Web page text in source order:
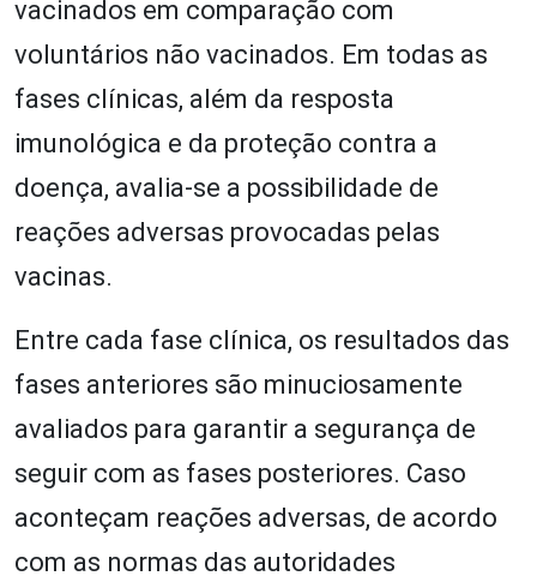
vacinados em comparação com
voluntários não vacinados. Em todas as
fases clínicas, além da resposta
imunológica e da proteção contra a
doença, avalia-se a possibilidade de
reações adversas provocadas pelas
vacinas.
Entre cada fase clínica, os resultados das
fases anteriores são minuciosamente
avaliados para garantir a segurança de
seguir com as fases posteriores. Caso
aconteçam reações adversas, de acordo
com as normas das autoridades